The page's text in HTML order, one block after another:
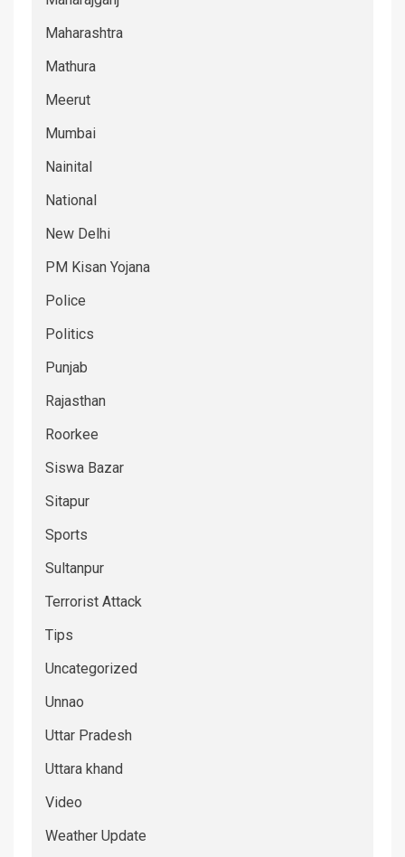
Maharashtra
Mathura
Meerut
Mumbai
Nainital
National
New Delhi
PM Kisan Yojana
Police
Politics
Punjab
Rajasthan
Roorkee
Siswa Bazar
Sitapur
Sports
Sultanpur
Terrorist Attack
Tips
Uncategorized
Unnao
Uttar Pradesh
Uttara khand
Video
Weather Update